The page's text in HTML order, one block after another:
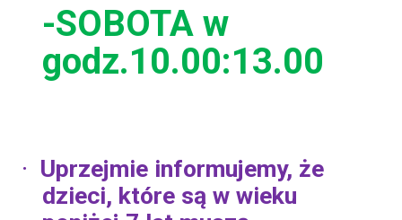
-SOBOTA w
godz.10.00:13.00
· Uprzejmie informujemy, że
dzieci, które są w wieku